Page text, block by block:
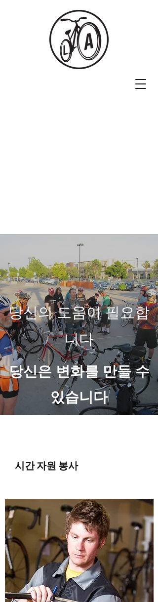
당신의 도움이 필요합
니다
당신은 변화를 만들 수
있습니다
시간 자원 봉사